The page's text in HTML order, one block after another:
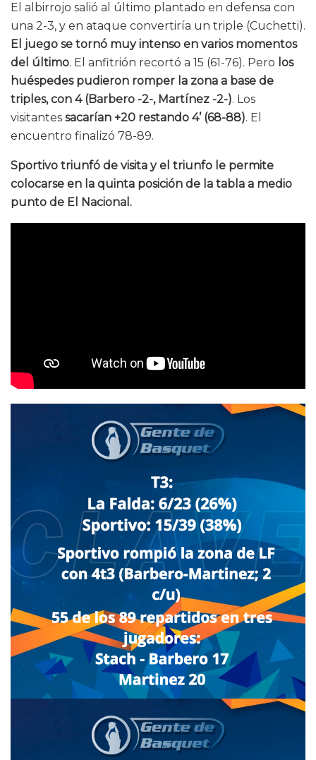
El albirrojo salió al último plantado en defensa con
una 2-3, y en ataque convertiría un triple (Cuchetti).
El juego se tornó muy intenso en varios momentos
del último. El anfitrión recortó a 15 (61-76). Pero los
huéspedes pudieron romper la zona a base de
triples, con 4 (Barbero -2-, Martínez -2-). Los
visitantes sacarían +20 restando 4’ (68-88). El
encuentro finalizó 78-89.
Sportivo triunfó de visita y el triunfo le permite
colocarse en la quinta posición de la tabla a medio
punto de El Nacional.